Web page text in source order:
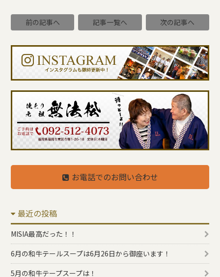
前の記事へ 記事一覧へ 次の記事へ
お電話でのお問い合わせ
最近の投稿
MISIA最高だった！！
6月の和牛テールスープは6月26日から御座います！
5月の和牛テープスープは！